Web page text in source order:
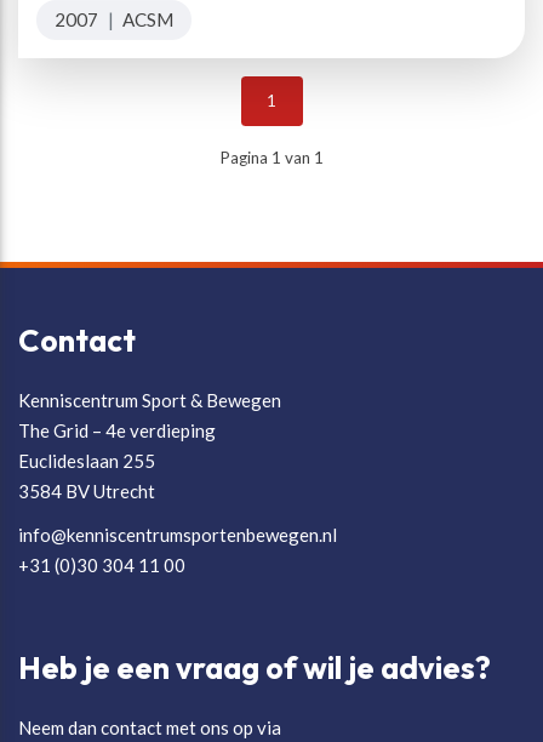
2007 | ACSM
1
Pagina 1 van 1
Contact
Kenniscentrum Sport & Bewegen
The Grid – 4e verdieping
Euclideslaan 255
3584 BV Utrecht
info@kenniscentrumsportenbewegen.nl
+31 (0)30 304 11 00
Heb je een vraag of wil je advies?
Neem dan contact met ons op via